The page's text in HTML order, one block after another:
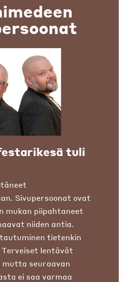
tuli
Sivupersoonat ovat
mukan piipahtaneet
niiden antia.
tietenkin
Terveiset lentävät
mutta seuraavan
ei saa varmaa